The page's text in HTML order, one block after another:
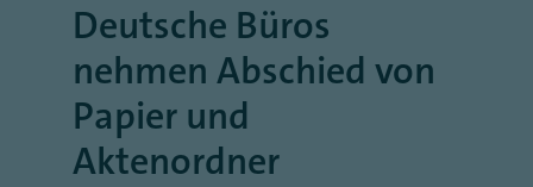
Deutsche Büros
nehmen Abschied von
Papier und
Aktenordner